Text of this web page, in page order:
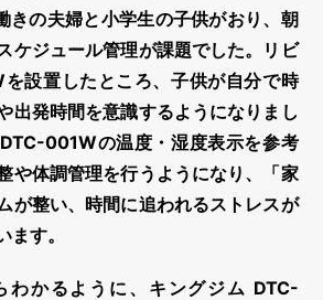
きの夫婦と小学生の子供がおり、朝
ケジュール管理が課題でした。リビ
設置したところ、子供が自分で時
出発時間を意識するようになりまし
001Wの温度・湿度表示を参考
や体調管理を行うようになり、「家
が整い、時間に追われるストレスが
す。
わかるように、キングジム DTC-